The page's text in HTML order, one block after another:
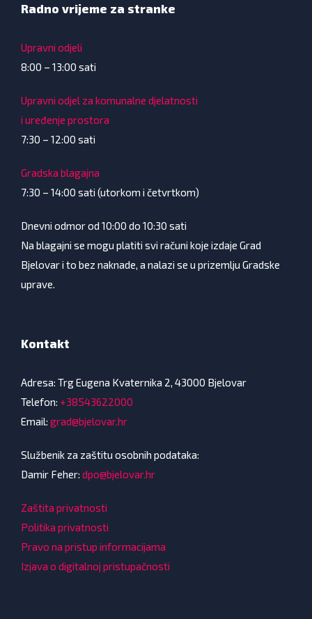
Radno vrijeme za stranke
Upravni odjeli
8:00 – 13:00 sati
Upravni odjel za komunalne djelatnosti
i uređenje prostora
7:30 – 12:00 sati
Gradska blagajna
7:30 – 14:00 sati (utorkom i četvrtkom)
Dnevni odmor od 10:00 do 10:30 sati
Na blagajni se mogu platiti svi računi koje izdaje Grad
Bjelovar i to bez naknade, a nalazi se u prizemlju Gradske
uprave.
Kontakt
Adresa: Trg Eugena Kvaternika 2, 43000 Bjelovar
Telefon: +38543622000
Email: grad@bjelovar.hr
Službenik za zaštitu osobnih podataka:
Damir Feher: dpo@bjelovar.hr
Zaštita privatnosti
Politika privatnosti
Pravo na pristup informacijama
Izjava o digitalnoj pristupačnosti